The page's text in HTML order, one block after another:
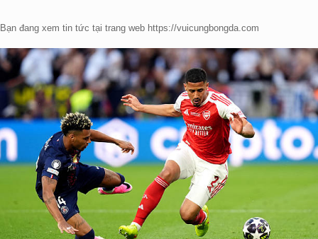
Bạn đang xem tin tức tại trang web https://vuicungbongda.com